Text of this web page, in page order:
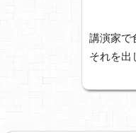
講演家で
それを出